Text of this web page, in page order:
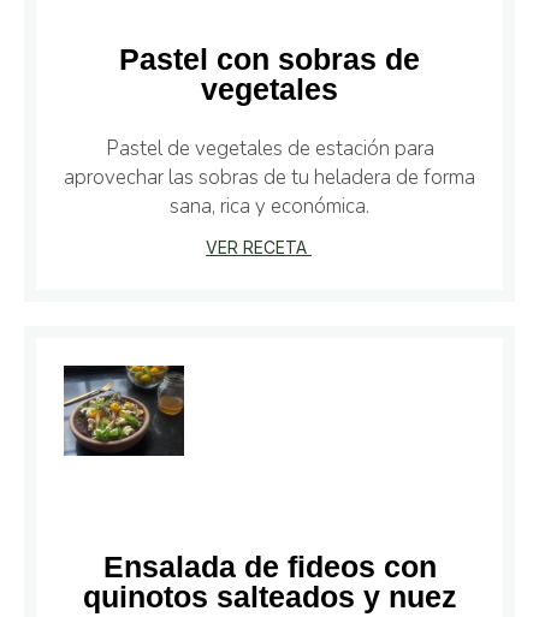
Pastel con sobras de
vegetales
Pastel de vegetales de estación para
aprovechar las sobras de tu heladera de forma
sana, rica y económica.
VER RECETA
Ensalada de fideos con
quinotos salteados y nuez